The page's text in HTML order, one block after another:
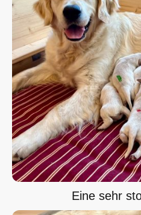
Eine sehr